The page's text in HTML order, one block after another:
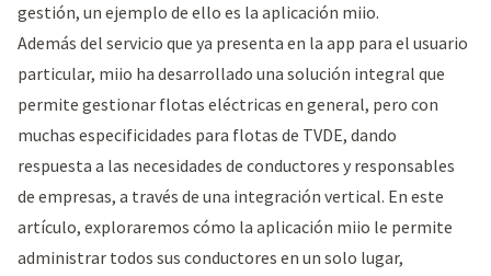
gestión, un ejemplo de ello es la aplicación miio.
Además del servicio que ya presenta en la app para el usuario
particular, miio ha desarrollado una solución integral que
permite gestionar flotas eléctricas en general, pero con
muchas especificidades para flotas de TVDE, dando
respuesta a las necesidades de conductores y responsables
de empresas, a través de una integración vertical. En este
artículo, exploraremos cómo la aplicación miio le permite
administrar todos sus conductores en un solo lugar,